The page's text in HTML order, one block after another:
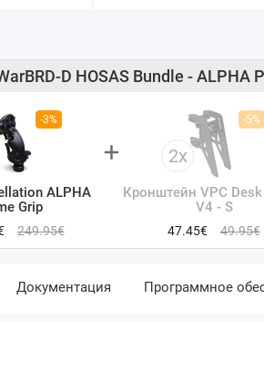
D HOSAS Bundle - ALPHA
-3%
ALPHA
Grip
249.95€
2x
-5%
Кронштейн VPC
V4 - S
47.45€ 49.95€
Документация Программное